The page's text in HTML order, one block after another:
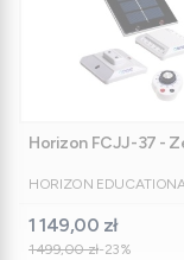
Horizon FCJJ-37 -
PRODUCENT
HORIZON
Cena promocyjna
1 149,00 zł
1 499,00 zł-23%